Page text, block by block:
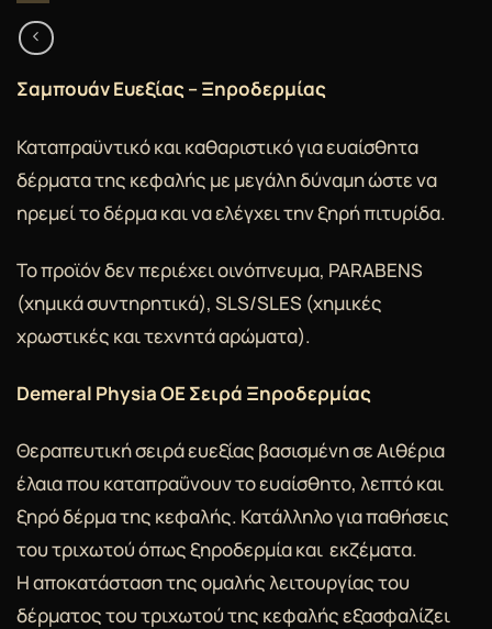
Σαμπουάν Ευεξίας – Ξηροδερμίας
Καταπραϋντικό και καθαριστικό για ευαίσθητα
δέρματα της κεφαλής με μεγάλη δύναμη ώστε να
ηρεμεί το δέρμα και να ελέγχει την ξηρή πιτυρίδα.
Το προϊόν δεν περιέχει οινόπνευμα, PARABENS
(χημικά συντηρητικά), SLS/SLES (χημικές
χρωστικές και τεχνητά αρώματα).
Demeral Physia OE Σειρά Ξηροδερμίας
Θεραπευτική σειρά ευεξίας βασισμένη σε Αιθέρια
έλαια που καταπραΰνουν το ευαίσθητο, λεπτό και
ξηρό δέρμα της κεφαλής. Κατάλληλο για παθήσεις
του τριχωτού όπως ξηροδερμία και εκζέματα.
Η αποκατάσταση της ομαλής λειτουργίας του
δέρματος του τριχωτού της κεφαλής εξασφαλίζει